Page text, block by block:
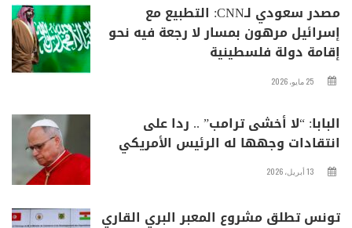
مصدر سعودي لـCNN: التطبيع مع
إسرائيل مرهون بمسار لا رجعة فيه نحو
إقامة دولة فلسطينية
25 مايو، 2026
البابا: “لا أخشى ترامب” .. ردا على
انتقادات وجهها له الرئيس الأمريكي
13 أبريل، 2026
تونس تطلق مشروع المعبر البري القاري